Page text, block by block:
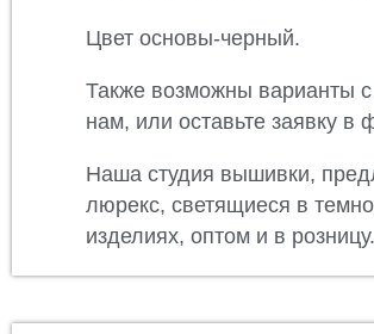
Цвет основы-черный.
Также возможны варианты
нам, или оставьте заявку в
Наша студия вышивки,
люрекс, светящиеся в
изделиях, оптом и в розницу.